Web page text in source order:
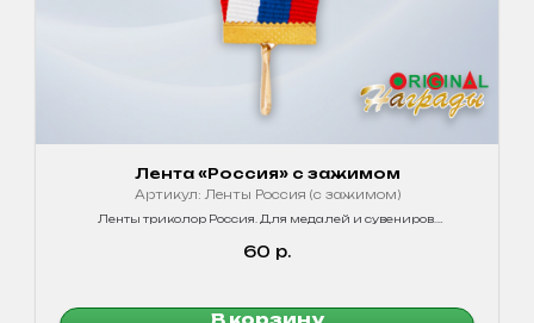
Лента «Россия» с зажимом
Артикул: Ленты Россия (с зажимом)
Ленты триколор Россия. Для медалей и сувениров.
60 р.